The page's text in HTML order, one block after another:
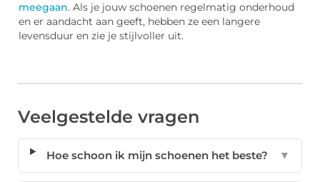
meegaan. Als je jouw schoenen regelmatig onderhoud
en er aandacht aan geeft, hebben ze een langere
levensduur en zie je stijlvoller uit.
Veelgestelde vragen
Hoe schoon ik mijn schoenen het beste? ▼